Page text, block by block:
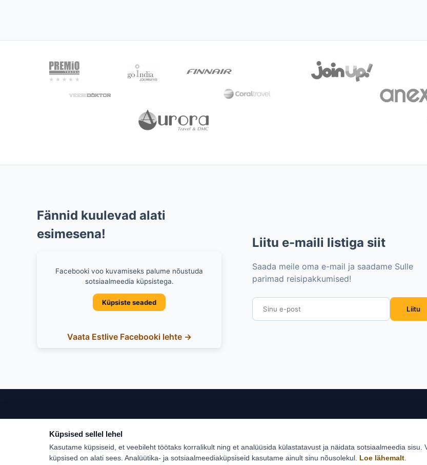
Fännid kuulevad alati
esimesena!
Facebooki voo kuvamiseks palume nõustuda
sotsiaalmeedia küpsistega.
Küpsiste seaded
Vaata Estlive Facebooki lehte →
Liitu e-maili listiga siit
Saada meile oma e-mail ja saadame Sulle
parimad reisipakkumised!
Liitu
Türgi Estlive ringreisid
Küpsised sellel lehel
Kasutame küpsiseid, et veebileht töötaks korralikult ning et analüüsida külastatavust ja näidata sotsiaalmeedia sisu.
küpsised on alati sees. Analüütika- ja sotsiaalmeediaküpsiseid kasutame ainult sinu nõusolekul. Loe lähemalt.